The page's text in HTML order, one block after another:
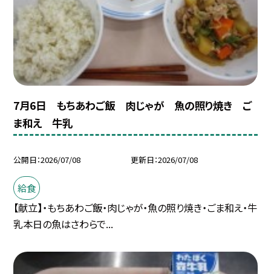
7月6日 もちあわご飯 肉じゃが 魚の照り焼き ご
ま和え 牛乳
公開日 2026/07/08 更新日 2026/07/08
給食
【献立】・もちあわご飯・肉じゃが・魚の照り焼き・ごま和え・牛
乳本日の魚はさわらで...